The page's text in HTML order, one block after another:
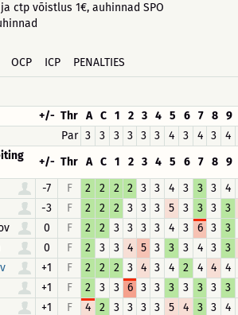
ctp võistlus 1€, auhinnad SPO
OCP ICP PENALTIES
+/- Thr A C 1 2 3 4 5 6 7 8 9
Par 3 3 3 3 3 3 4 3 4 3
4
+/- Thr A C 1 2 3 4 5 6 7 8 9
-7 F 2 2 2 2 3 3 4 3 3 3
4
-3 F 2 2 2 3 3 3 5 3 3 3
3
0 F 2 2 3 3 3 3 4 3 6 3
3
0 F 2 3 3 4 5 3 3 3 4 3
3
+1 F 2 2 2 3 4 3 4 2 4 4
4
+1 F 2 3 3 6 3 3 3 3 3 3
3
+1 F 4 2 3 3 3 3 5 4 3 3
4